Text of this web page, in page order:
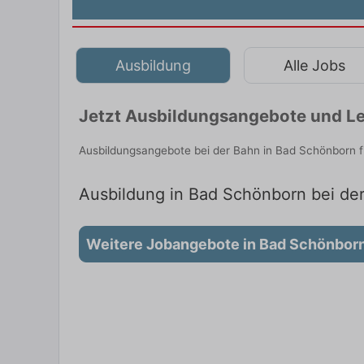
Ausbildung Alle Jobs
Jetzt Ausbildungsangebote und
Ausbildungsangebote bei der Bahn in Bad
Ausbildung in Bad Schönborn bei
Weitere Jobangebote in Bad